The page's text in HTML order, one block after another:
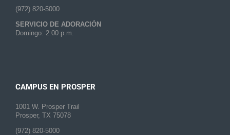
(972) 820-5000
SERVICIO DE ADORACIÓN
Domingo: 2:00 p.m.
CAMPUS EN PROSPER
1001 W. Prosper Trail
Prosper, TX 75078
(972) 820-5000